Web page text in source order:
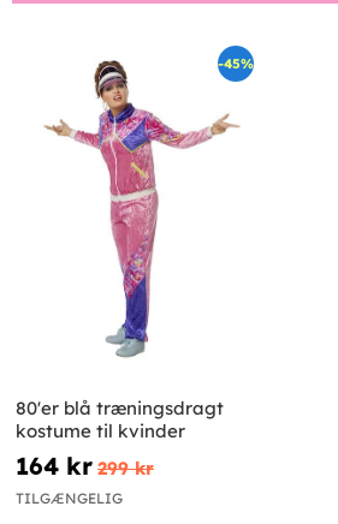
-45%
80'er blå træningsdragt
kostume til kvinder
164 kr 299 kr
TILGÆNGELIG